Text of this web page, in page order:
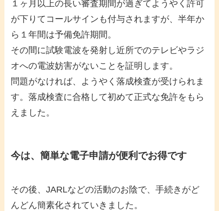
１ヶ月以上の長い審査期間が過ぎてようやく許可
が下りてコールサインも付与されますが、半年か
ら１年間は予備免許期間。
その間に試験電波を発射し近所でのテレビやラジ
オへの電波妨害がないことを証明します。
問題がなければ、ようやく落成検査が受けられま
す。落成検査に合格して初めて正式な免許をもら
えました。
今は、簡単な電子申請が便利でお得です
その後、JARLなどの活動のお陰で、手続きがど
んどん簡素化されていきました。